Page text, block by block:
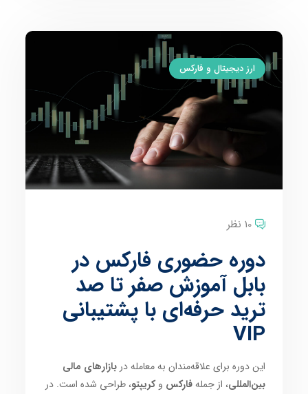
ارز دیجیتال و فارکس
10 نظر
دوره حضوری فارکس در
بابل آموزش صفر تا صد
ترید حرفه‌ای با پشتیبانی
VIP
این دوره برای علاقه‌مندان به معامله دربازارهای مالی
بین‌المللی، از جملهفارکس وکریپتو، طراحی شده است. در